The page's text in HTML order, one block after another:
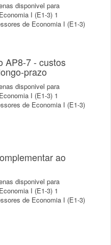
disponivel para
I (E1-3) 1
de Economia I (E1-3)
AP8-7 - custos
prazo
disponivel para
I (E1-3) 1
de Economia I (E1-3)
ao
disponivel para
I (E1-3) 1
de Economia I (E1-3)